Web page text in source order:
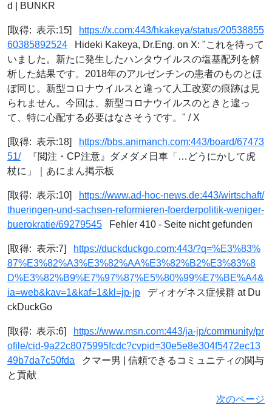
d | BUNKR
[取得: 表示:15]
https://x.com:443/hkakeya/status/20538855
60385892524 Hideki Kakeya, Dr.Eng. on X: "これを待って
いました。新たに発生したハンタウイルスの塩基配列を解
析した結果です。2018年のアルゼンチンの患者のものとほ
ぼ同じ。新型コロナウイルスと違って人工改変の痕跡は見
られません。今回は、新型コロナウイルスのときと違っ
て、特に心配する必要はなさそうです。" / X
[取得: 表示:18]
https://bbs.animanch.com:443/board/67473
51/『閲注・CP注意』ダメダメ日車「…どうにかして虎
杖に」｜あにまん掲示板
[取得: 表示:10]
https://www.ad-hoc-news.de:443/wirtschaft/
thueringen-und-sachsen-reformieren-foerderpolitik-weniger-
buerokratie/69279545 Fehler 410 - Seite nicht gefunden
[取得: 表示:7]
https://duckduckgo.com:443/?q=%E3%83%
87%E3%82%A3%E3%82%AA%E3%82%B2%E3%83%8
D%E3%82%B9%E7%97%87%E5%80%99%E7%BE%A4&
ia=web&kav=1&kaf=1&kl=jp-jp ディオゲネス症候群 at Du
ckDuckGo
[取得: 表示:6]
https://www.msn.com:443/ja-jp/community/pr
ofile/cid-9a22c8075995fcdc?cvpid=30e5e8e304f5472ec13
49b7da7c50fda クマー男 | 信頼できるコミュニティの関与
と貢献
次のページ